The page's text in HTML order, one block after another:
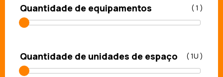
Quantidade de equipamentos (1 )
Quantidade de unidades de espaço (1U )